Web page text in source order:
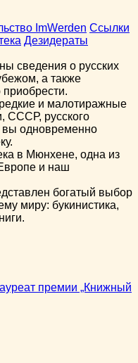
ImWerden Ссылки
Дезидераты
сведения о русских
а также
и малотиражные
СССР, русского
вы одновременно
в Мюнхене, одна из
и наш
богатый выбор
миру: букинистика,